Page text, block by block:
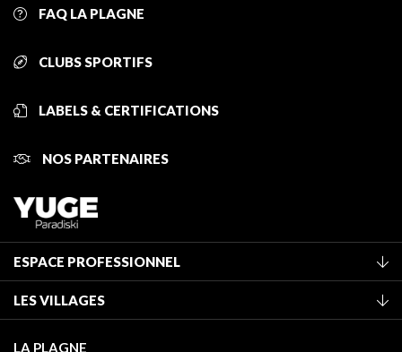
FAQ LA PLAGNE
CLUBS SPORTIFS
LABELS & CERTIFICATIONS
NOS PARTENAIRES
ESPACE PROFESSIONNEL
Classement des meublés
Taxe de séjour
LES VILLAGES
LA PLAGNE